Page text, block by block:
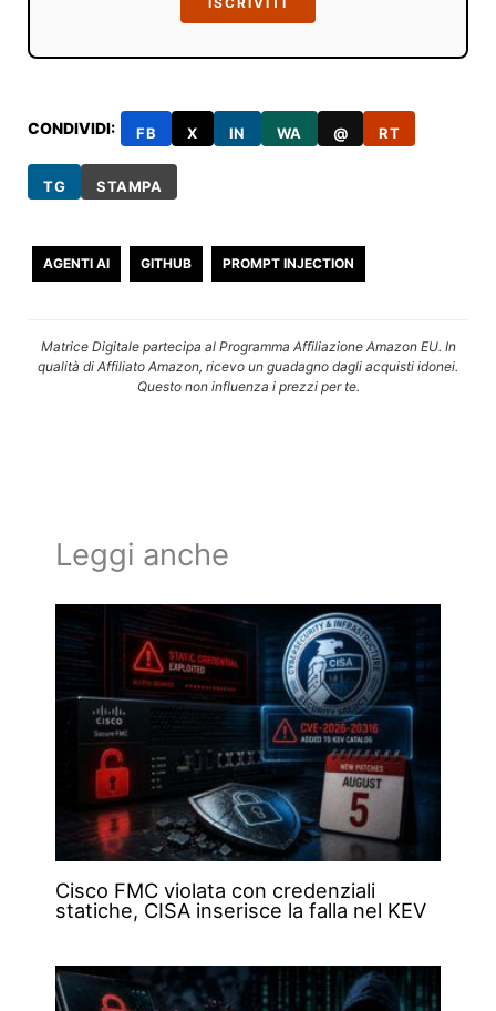
CONDIVIDI: FB X IN WA @ RT
TG STAMPA
AGENTI AI GITHUB PROMPT INJECTION
Matrice Digitale partecipa al Programma Affiliazione Amazon EU. In
qualità di Affiliato Amazon, ricevo un guadagno dagli acquisti idonei.
Questo non influenza i prezzi per te.
Leggi anche
Cisco FMC violata con credenziali
statiche, CISA inserisce la falla nel KEV